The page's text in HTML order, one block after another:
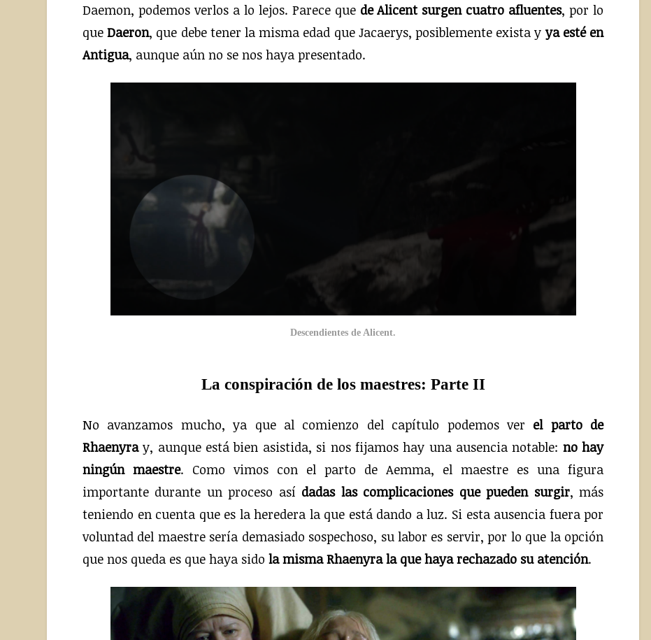
Daemon, podemos verlos a lo lejos. Parece que de Alicent surgen cuatro afluentes, por lo
queDaeron, que debe tener la misma edad que Jacaerys, posiblemente exista y ya esté en
Antigua, aunque aún no se nos haya presentado.
Descendientes de Alicent.
La conspiración de los maestres: Parte II
No avanzamos mucho, ya que al comienzo del capítulo podemos ver el parto de
Rhaenyray, aunque está bien asistida, si nos fijamos hay una ausencia notable: no hay
ningún maestre. Como vimos con el parto de Aemma, el maestre es una figura
importante durante un proceso así dadas las complicaciones que pueden surgir, más
teniendo en cuenta que es la heredera la que está dando a luz. Si esta ausencia fuera por
voluntad del maestre sería demasiado sospechoso, su labor es servir, por lo que la opción
que nos queda es que haya sido la misma Rhaenyra la que haya rechazado su atención.